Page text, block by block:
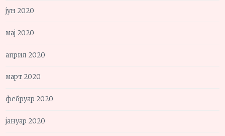
јун 2020
мај 2020
април 2020
март 2020
фебруар 2020
јануар 2020